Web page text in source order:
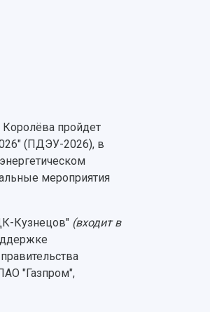
пройдет
(ПДЭУ-2026), в
мероприятия
Кузнецов" (входит в
"Газпром",